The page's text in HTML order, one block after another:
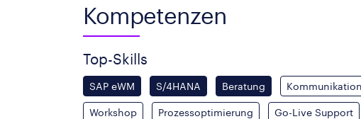
Kompetenzen
Top-Skills
SAP eWM S/4HANA Beratung
Workshop Prozessoptimierung Go-Live Support